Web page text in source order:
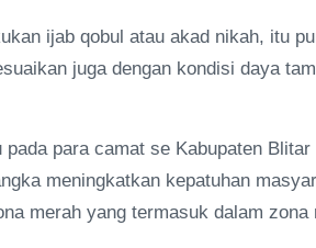
ijab qobul atau akad nikah, itu
juga dengan kondisi daya
pada para camat se Kabupaten
meningkatkan kepatuhan
merah yang termasuk dalam